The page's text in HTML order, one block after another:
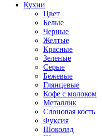
Кухни
Цвет
Белые
Черные
Желтые
Красные
Зеленые
Серые
Бежевые
Глянцевые
Кофе с молоком
Металлик
Слоновая кость
Фуксия
Шоколад